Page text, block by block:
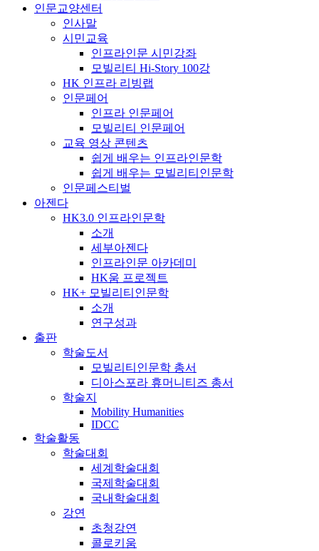
인문교양센터
인사말
시민교육
인프라인문 시민강좌
모빌리티 Hi-Story 100강
HK 인프라 리빙랩
인문페어
인프라 인문페어
모빌리티 인문페어
교육 영상 콘텐츠
쉽게 배우는 인프라인문학
쉽게 배우는 모빌리티인문학
인문페스티벌
아젠다
HK3.0 인프라인문학
소개
세부아젠다
인프라인문 아카데미
HK움 프로젝트
HK+ 모빌리티인문학
소개
연구성과
출판
학술도서
모빌리티인문학 총서
디아스포라 휴머니티즈 총서
학술지
Mobility Humanities
IDCC
학술활동
학술대회
세계학술대회
국제학술대회
국내학술대회
강연
초청강연
콜로키움